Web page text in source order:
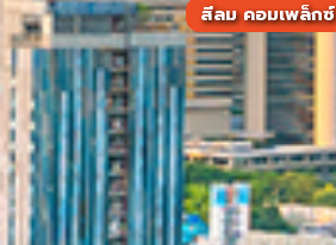
สีลม คอมเพล็กซ์